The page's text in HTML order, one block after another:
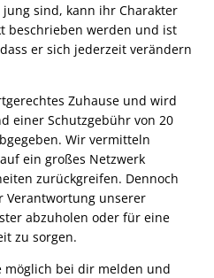
sind, kann ihr Charakter
beschrieben werden und ist
er sich jederzeit verändern
Zuhause und wird
einer Schutzgebühr von 20
Wir vermitteln
ein großes Netzwerk
zurückgreifen. Dennoch
Verantwortung unserer
abzuholen oder für eine
zu sorgen.
möglich bei dir melden und